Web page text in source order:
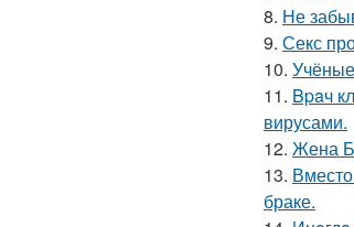
8. Не
9. Секс
10.
11. Bpaч
вирусами.
12. Жена
13.
браке.